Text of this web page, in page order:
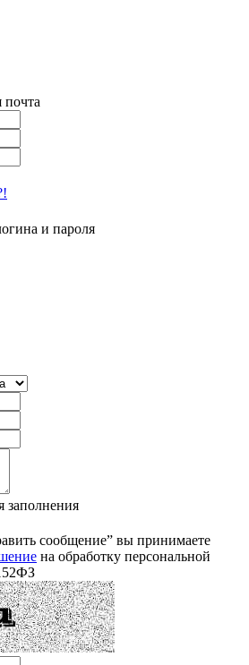
почта
и пароля
заполнения
сообщение” вы принимаете
на обработку персональной